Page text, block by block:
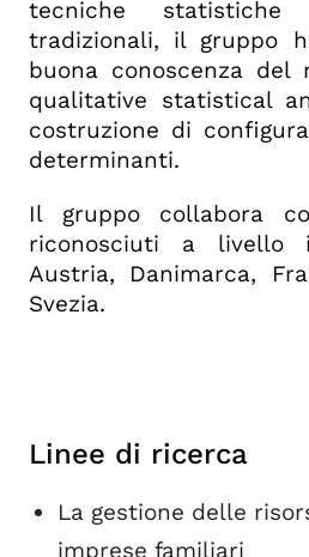
tecniche
tradizionali, il gruppo
buona conoscenza del
qualitative statistical
costruzione di
determinanti.
Il gruppo collabora
riconosciuti a livello
Austria, Danimarca,
Svezia.
Linee di ricerca
La gestione delle
imprese familiari